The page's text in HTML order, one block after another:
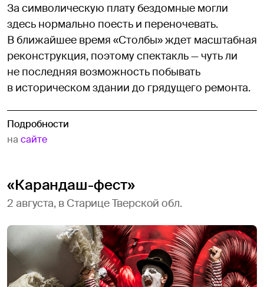
За символическую плату бездомные могли
здесь нормально поесть и переночевать.
В ближайшее время «Столбы» ждет масштабная
реконструкция, поэтому спектакль — чуть ли
не последняя возможность побывать
в историческом здании до грядущего ремонта.
Подробности
на сайте
«Карандаш-фест»
2 августа, в Старице Тверской обл.